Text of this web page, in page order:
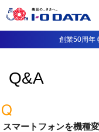
創業50周年
Q&A
スマートフォンを機種